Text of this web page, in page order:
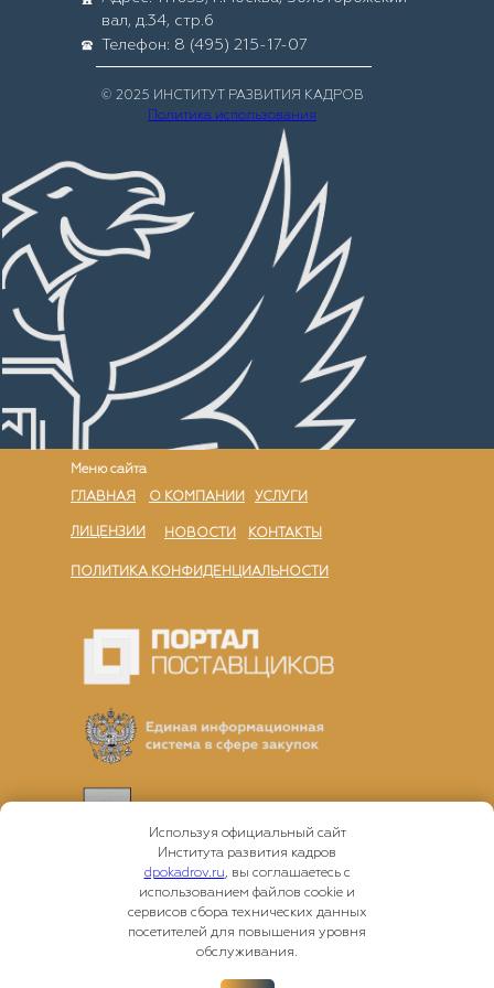
Работаем в соответствии с законами № 44-ФЗ и №
Меню сайта
вал, д.34, стр.6
Телефон: 8 (495) 215-17-07
© 2025 ИНСТИТУТ РАЗВИТИЯ КАДРОВ
Политика использования
ГЛАВНАЯ О КОМПАНИИ УСЛУГИ
ЛИЦЕНЗИИ НОВОСТИ КОНТАКТЫ
ПОЛИТИКА КОНФИДЕНЦИАЛЬНОСТИ
Используя официальный сайт
Института развития кадров
dpokadrov.ru, вы соглашаетесь с
использованием файлов cookie и
сервисов сбора технических данных
посетителей для повышения уровня
обслуживания.